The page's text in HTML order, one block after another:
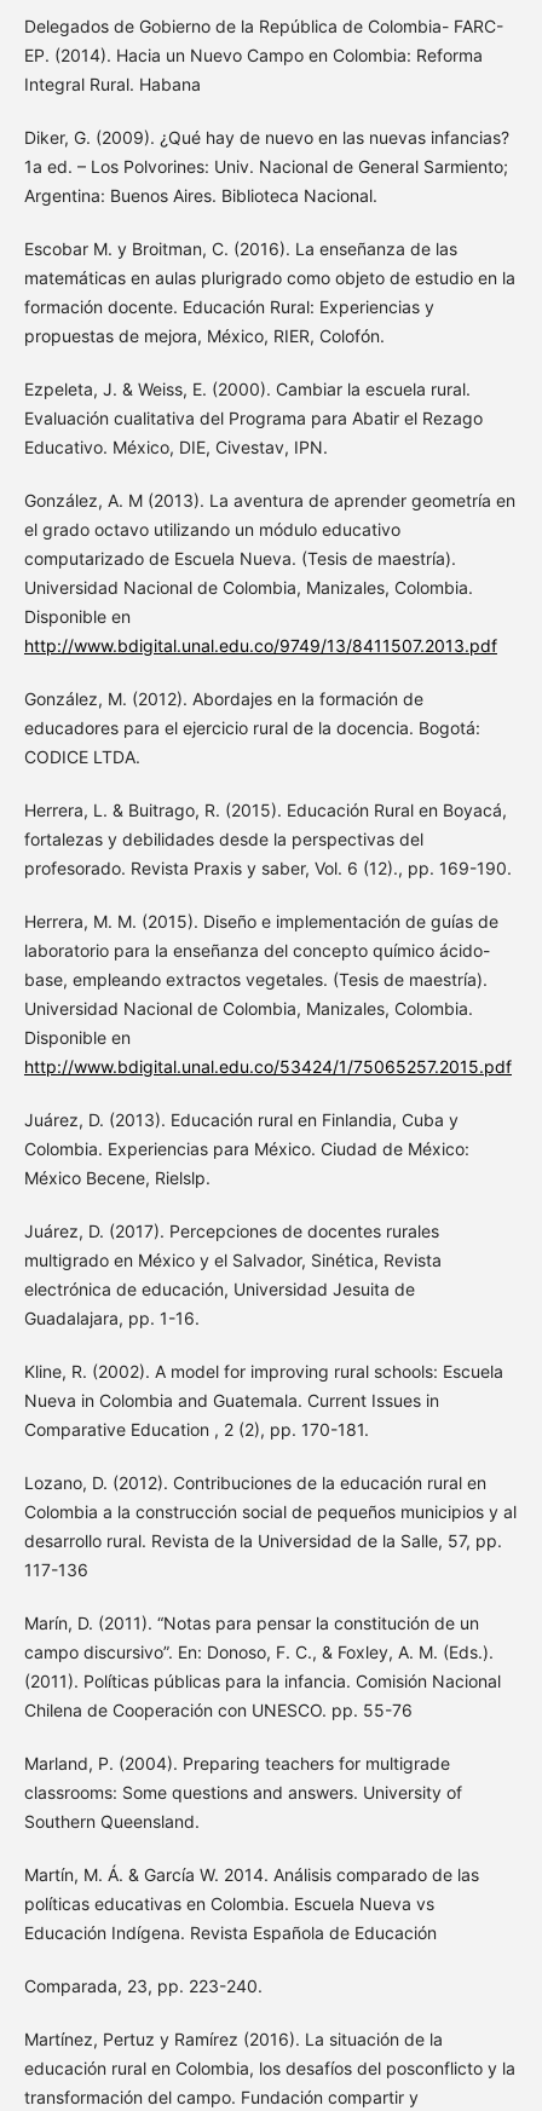
Delegados de Gobierno de la República de Colombia- FARC-
EP. (2014). Hacia un Nuevo Campo en Colombia: Reforma
Integral Rural. Habana
Diker, G. (2009). ¿Qué hay de nuevo en las nuevas infancias?
1a ed. – Los Polvorines: Univ. Nacional de General Sarmiento;
Argentina: Buenos Aires. Biblioteca Nacional.
Escobar M. y Broitman, C. (2016). La enseñanza de las
matemáticas en aulas plurigrado como objeto de estudio en la
formación docente. Educación Rural: Experiencias y
propuestas de mejora, México, RIER, Colofón.
Ezpeleta, J. & Weiss, E. (2000). Cambiar la escuela rural.
Evaluación cualitativa del Programa para Abatir el Rezago
Educativo. México, DIE, Civestav, IPN.
González, A. M (2013). La aventura de aprender geometría en
el grado octavo utilizando un módulo educativo
computarizado de Escuela Nueva. (Tesis de maestría).
Universidad Nacional de Colombia, Manizales, Colombia.
Disponible en
http://www.bdigital.unal.edu.co/9749/13/8411507.2013.pdf
González, M. (2012). Abordajes en la formación de
educadores para el ejercicio rural de la docencia. Bogotá:
CODICE LTDA.
Herrera, L. & Buitrago, R. (2015). Educación Rural en Boyacá,
fortalezas y debilidades desde la perspectivas del
profesorado. Revista Praxis y saber, Vol. 6 (12)., pp. 169-190.
Herrera, M. M. (2015). Diseño e implementación de guías de
laboratorio para la enseñanza del concepto químico ácido-
base, empleando extractos vegetales. (Tesis de maestría).
Universidad Nacional de Colombia, Manizales, Colombia.
Disponible en
http://www.bdigital.unal.edu.co/53424/1/75065257.2015.pdf
Juárez, D. (2013). Educación rural en Finlandia, Cuba y
Colombia. Experiencias para México. Ciudad de México:
México Becene, Rielslp.
Juárez, D. (2017). Percepciones de docentes rurales
multigrado en México y el Salvador, Sinética, Revista
electrónica de educación, Universidad Jesuita de
Guadalajara, pp. 1-16.
Kline, R. (2002). A model for improving rural schools: Escuela
Nueva in Colombia and Guatemala. Current Issues in
Comparative Education , 2 (2), pp. 170-181.
Lozano, D. (2012). Contribuciones de la educación rural en
Colombia a la construcción social de pequeños municipios y al
desarrollo rural. Revista de la Universidad de la Salle, 57, pp.
117-136
Marín, D. (2011). “Notas para pensar la constitución de un
campo discursivo”. En: Donoso, F. C., & Foxley, A. M. (Eds.).
(2011). Políticas públicas para la infancia. Comisión Nacional
Chilena de Cooperación con UNESCO. pp. 55-76
Marland, P. (2004). Preparing teachers for multigrade
classrooms: Some questions and answers. University of
Southern Queensland.
Martín, M. Á. & García W. 2014. Análisis comparado de las
políticas educativas en Colombia. Escuela Nueva vs
Educación Indígena. Revista Española de Educación
Comparada, 23, pp. 223-240.
Martínez, Pertuz y Ramírez (2016). La situación de la
educación rural en Colombia, los desafíos del posconflicto y la
transformación del campo. Fundación compartir y